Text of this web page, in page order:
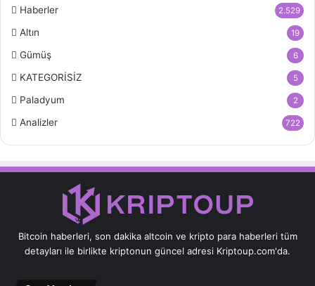
Haberler 2.529
Altın 19
Gümüş 6
KATEGORİSİZ 5
Paladyum 2
Analizler 722
Bitcoin haberleri, son dakika altcoin ve kripto para haberleri tüm
detayları ile birlikte kriptonun güncel adresi Kriptoup.com'da.